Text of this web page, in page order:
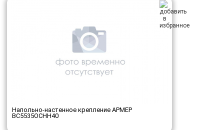
Напольно-настенное крепление АРМЕР
ВС5535ОСНН40